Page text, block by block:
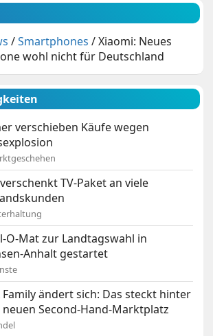
/Smartphones /Xiaomi: Neues
wohl nicht für Deutschland
verschieben Käufe wegen
TV-Paket an viele
O-Mat zur Landtagswahl in
Anhalt gestartet
Family ändert sich: Das steckt hinter
Second-Hand-Marktplatz